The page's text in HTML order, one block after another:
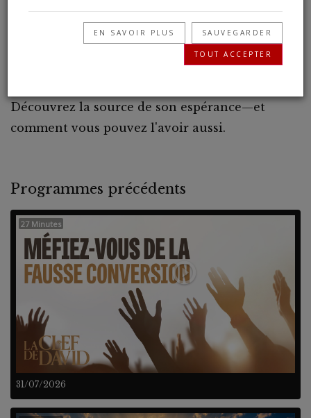
Dans un monde sans espoir, vers où se tourner
pour trouver l’espérance ? L'apôtre Pierre était
rempli d'une espérance vivante, malgré la
Découvrez la source de son espérance—et
comment vous pouvez l'avoir aussi.
Programmes précédents
31/07/2026
27 Minutes
EN SAVOIR PLUS SAUVEGARDER
TOUT ACCEPTER